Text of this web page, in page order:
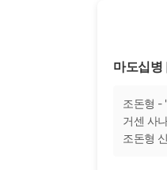
마도십병
조돈형 -
거센 사
조돈형